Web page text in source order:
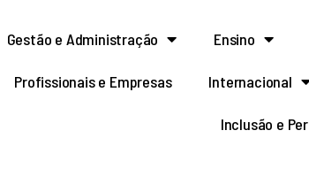
Gestão e Administração Ensino
Profissionais e Empresas Internacional
Inclusão e